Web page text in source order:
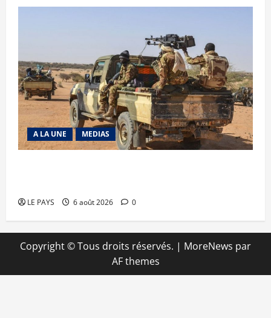
A LA UNE MEDIAS
LE PAYS 6 août 2026 0
Copyright © Tous droits réservés. | MoreNews par
AF themes